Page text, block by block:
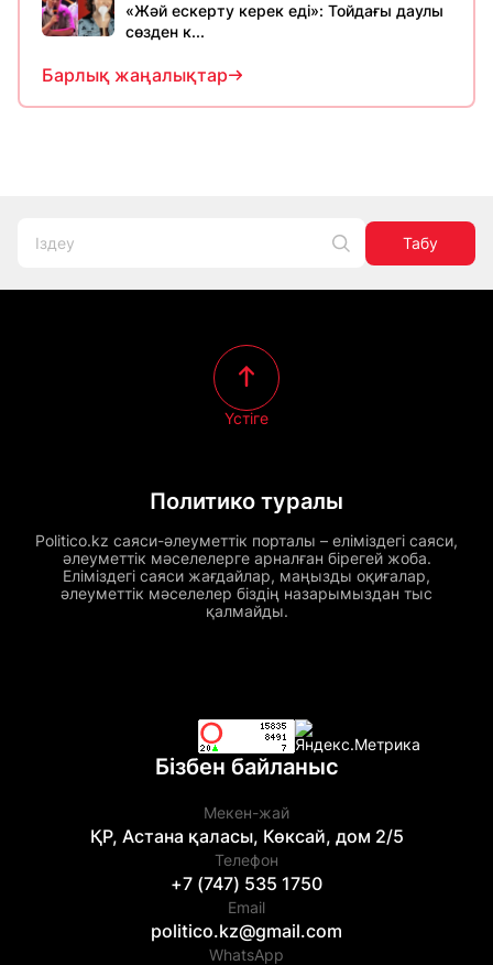
«Жәй ескерту керек еді»: Тойдағы даулы
сөзден к...
Барлық жаңалықтар
Табу
Политико туралы
Politico.kz саяси-әлеуметтік порталы – еліміздегі саяси,
әлеуметтік мәселелерге арналған бірегей жоба.
Еліміздегі саяси жағдайлар, маңызды оқиғалар,
әлеуметтік мәселелер біздің назарымыздан тыс
қалмайды.
Үстіге
Бізбен байланыс
Мекен-жай
ҚР, Астана қаласы, Көксай, дом 2/5
Телефон
+7 (747) 535 1750
Email
politico.kz@gmail.com
WhatsApp